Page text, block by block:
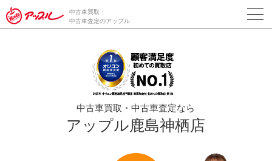
/*ABテスト_新規査定フォームの為のCVボタン*/
中古車買取・
中古車査定のアップル
中古車買取・中古車査定なら
アップル鹿島神栖店